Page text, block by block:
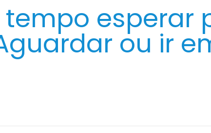
esperar
ou ir